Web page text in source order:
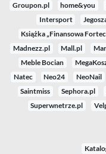
Groupon.pl
home&you
Intersport
Książka „Finansowa
Madnezz.pl
Mall.pl
Meble Bocian
Natec
Neo24 NeoNail
Saintmiss
Sephora.pl
Superwnetrze.pl